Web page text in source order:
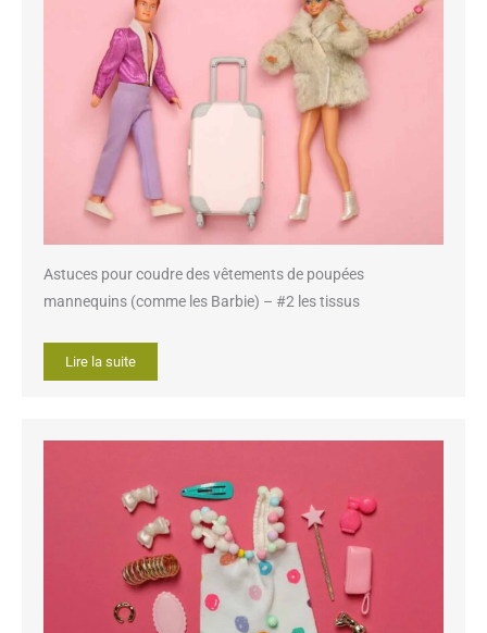
Astuces pour coudre des vêtements de poupées
mannequins (comme les Barbie) – #2 les tissus
Lire la suite